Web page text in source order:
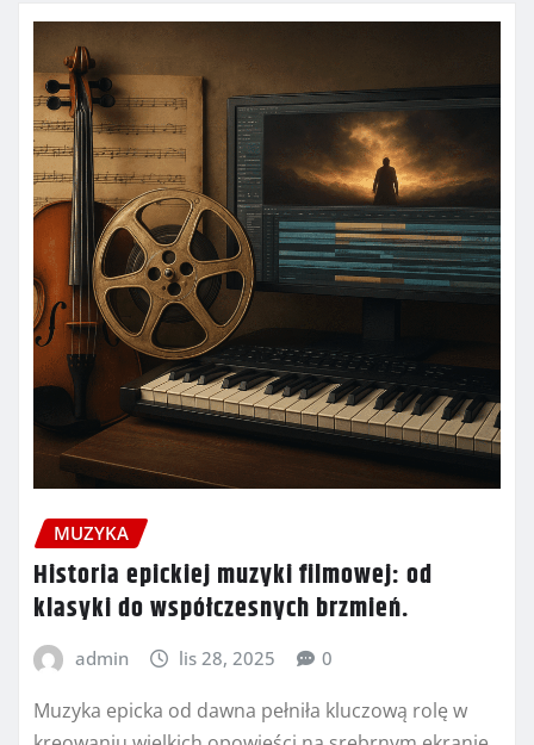
MUZYKA
Historia epickiej muzyki filmowej: od
klasyki do współczesnych brzmień.
admin lis 28, 2025 0
Muzyka epicka od dawna pełniła kluczową rolę w